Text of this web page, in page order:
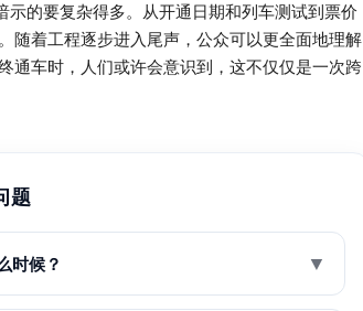
示的要复杂得多。从开通日期和列车测试到票价
随着工程逐步进入尾声，公众可以更全面地理解
通车时，人们或许会意识到，这不仅仅是一次跨
题
时候？ ▼